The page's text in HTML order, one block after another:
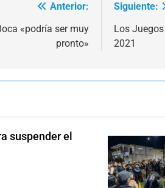
Anterior:
«podría ser muy
pronto»
Siguiente:
Los
2021
suspender el